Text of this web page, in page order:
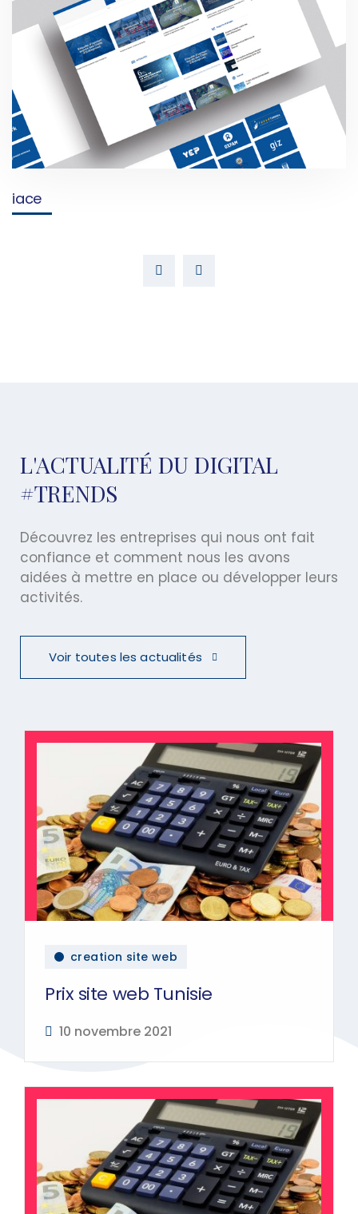
iace
L'ACTUALITÉ DU DIGITAL
#TRENDS
Découvrez les entreprises qui nous ont fait
confiance et comment nous les avons
aidées à mettre en place ou développer leurs
activités.
Voir toutes les actualités
creation site web
Prix site web Tunisie
10 novembre 2021